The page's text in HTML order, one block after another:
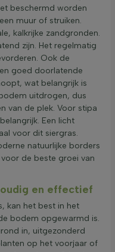
beschermd worden
muur of struiken.
kalkrijke zandgronden.
zijn. Het regelmatig
Ook de
goed doorlatende
wat belangrijk is
uitdrogen, dus
van de plek. Voor stipa
Een licht
voor dit siergras.
natuurlijke borders
de beste groei van
en effectief
kan het best in het
bodem opgewarmd is.
in, uitgezonderd
op het voorjaar of